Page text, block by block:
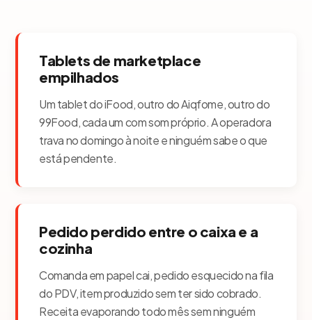
Tablets de marketplace
empilhados
Um tablet do iFood, outro do Aiqfome, outro do
99Food, cada um com som próprio. A operadora
trava no domingo à noite e ninguém sabe o que
está pendente.
Pedido perdido entre o caixa e a
cozinha
Comanda em papel cai, pedido esquecido na fila
do PDV, item produzido sem ter sido cobrado.
Receita evaporando todo mês sem ninguém